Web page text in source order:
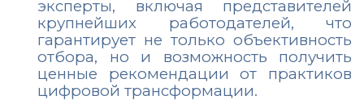
эксперты, включая представителей
крупнейших работодателей, что
гарантирует не только объективность
отбора, но и возможность получить
ценные рекомендации от практиков
цифровой трансформации.